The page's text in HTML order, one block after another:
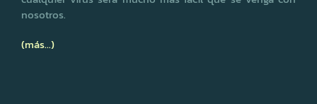
nosotros.
(más…)